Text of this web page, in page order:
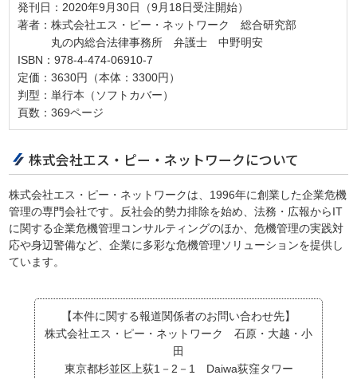
発刊日：2020年9月30日（9月18日受注開始）
著者：株式会社エス・ピー・ネットワーク 総合研究部
丸の内総合法律事務所 弁護士 中野明安
ISBN：978-4-474-06910-7
定価：3630円（本体：3300円）
判型：単行本（ソフトカバー）
頁数：369ページ
株式会社エス・ピー・ネットワークについて
株式会社エス・ピー・ネットワークは、1996年に創業した企業危機
管理の専門会社です。反社会的勢力排除を始め、法務・広報からIT
に関する企業危機管理コンサルティングのほか、危機管理の実践対
応や身辺警備など、企業に多彩な危機管理ソリューションを提供し
ています。
【本件に関する報道関係者のお問い合わせ先】
株式会社エス・ピー・ネットワーク 石原・大越・小
田
東京都杉並区上荻1－2－1 Daiwa荻窪タワー